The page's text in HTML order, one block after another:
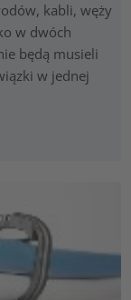
kabli, węży
w dwóch
będą musieli
w jednej